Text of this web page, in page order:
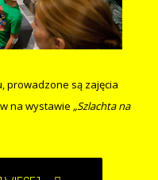
prowadzone są zajęcia
na wystawie „Szlachta na